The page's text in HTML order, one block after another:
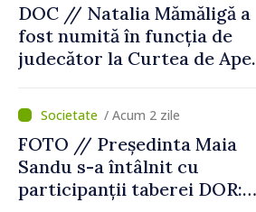
DOC // Natalia Mămăligă a
fost numită în funcția de
judecător la Curtea de Apel
/ Acum 2 zile
FOTO // Președinta Maia
Sandu s-a întâlnit cu
participanții taberei DOR: